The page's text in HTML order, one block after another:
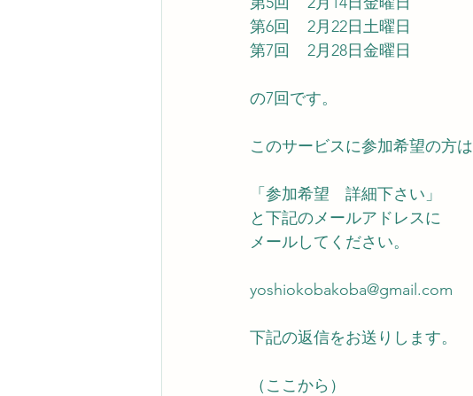
第6回    2月22日土曜日
第7回    2月28日金曜日
の7回です。
このサービスに参加希望の方は
「参加希望　詳細下さい」
と下記のメールアドレスに
メールしてください。
yoshiokobakoba@gmail.com
下記の返信をお送りします。
（ここから）